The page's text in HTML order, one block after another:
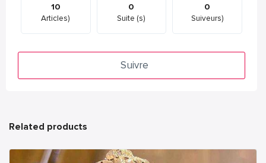
10
Articles)
0
Suite (s)
0
Suiveurs)
Suivre
Related products